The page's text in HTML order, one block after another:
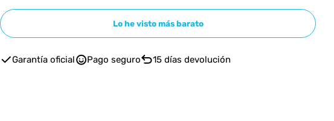
Lo he visto más barato
Garantía oficial Pago seguro 15 días devolución